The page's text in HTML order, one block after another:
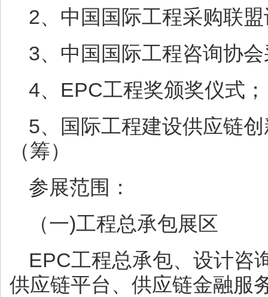
2、中国国际工程采购联
3、中国国际工程咨询协
4、EPC工程奖颁奖仪式；
5、国际工程建设供应链
（筹）
参展范围：
（一)工程总承包展区
EPC工程总承包、设计咨
供应链平台、供应链金融服